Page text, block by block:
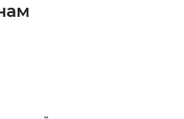
Размер шрифта